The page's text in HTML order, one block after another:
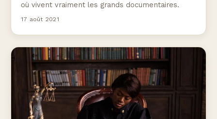
où vivent vraiment les grands documentaires.
17 août 2021